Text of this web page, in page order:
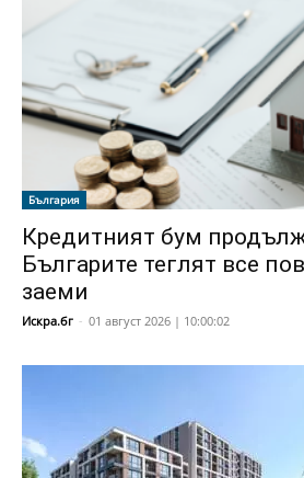
България
Кредитният бум
Българите теглят все
заеми
Искра.бг - 01 август 2026 | 10:00:02